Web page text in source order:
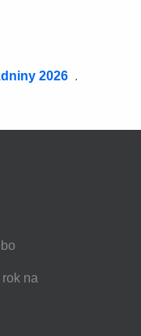
2026 .
na